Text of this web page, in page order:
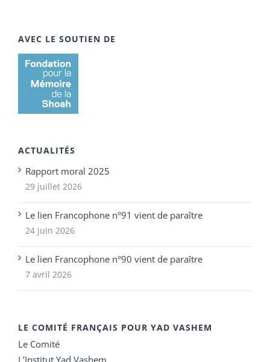
AVEC LE SOUTIEN DE
ACTUALITÉS
Rapport moral 2025
29 juillet 2026
Le lien Francophone n°91 vient de paraître
24 juin 2026
Le lien Francophone n°90 vient de paraître
7 avril 2026
LE COMITÉ FRANÇAIS POUR YAD VASHEM
Le Comité
L’Institut Yad Vashem